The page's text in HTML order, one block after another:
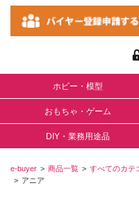
ホビー・模型
おもちゃ・ゲーム
DIY・業務用途品
e-buyer 商品一覧 すべてのカテ
アニア